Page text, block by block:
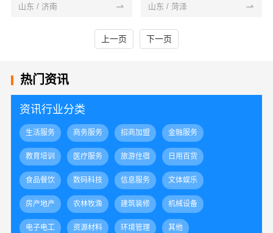
山东 / 济南 山东 / 菏泽
上一页 下一页
热门资讯
资讯行业分类
生活服务 商务服务 招商加盟 金融服务
教育培训 医疗服务 旅游住宿 日用百货
食品餐饮 数码科技 信息服务 文体娱乐
房产地产 农林牧渔 建筑装修 机械设备
电子电工 资源材料 环境管理 其他